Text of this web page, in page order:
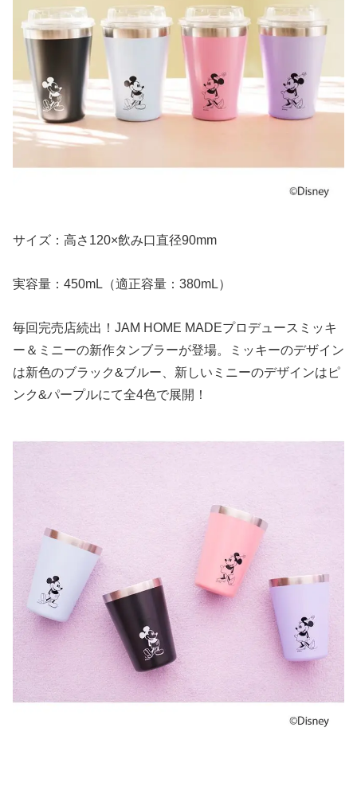
サイズ：高さ120×飲み口直径90mm
実容量：450mL（適正容量：380mL）
毎回完売店続出！JAM HOME MADEプロデュースミッキ
ー＆ミニーの新作タンブラーが登場。ミッキーのデザイン
は新色のブラック&ブルー、新しいミニーのデザインはピ
ンク&パープルにて全4色で展開！